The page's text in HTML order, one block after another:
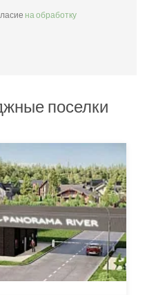
на обработку
поселки